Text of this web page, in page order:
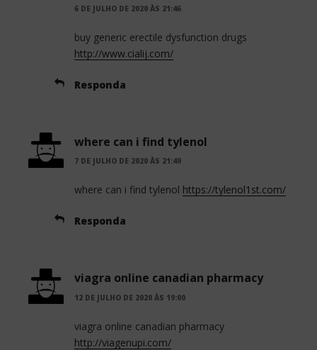
6 DE JULHO DE 2020 ÀS 21:46
buy generic erectile dysfunction drugs
http://www.cialij.com/
Responda
where can i find tylenol
7 DE JULHO DE 2020 ÀS 21:49
where can i find tylenol https://tylenol1st.com/
Responda
viagra online canadian pharmacy
12 DE JULHO DE 2020 ÀS 19:00
viagra online canadian pharmacy
http://viagenupi.com/